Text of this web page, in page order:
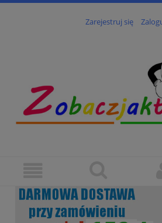
Zarejestruj się